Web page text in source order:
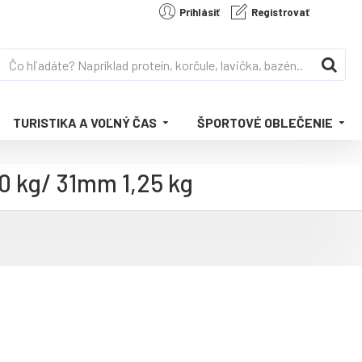
Prihlásiť Registrovať
TURISTIKA A VOĽNÝ ČAS ŠPORTOVÉ OBLEČENIE
31mm 1,25 kg